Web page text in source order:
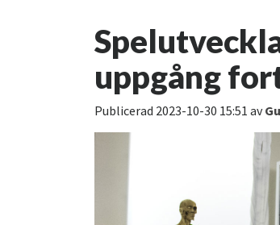
uppgång
Publicerad 2023-10-30 15:51 av